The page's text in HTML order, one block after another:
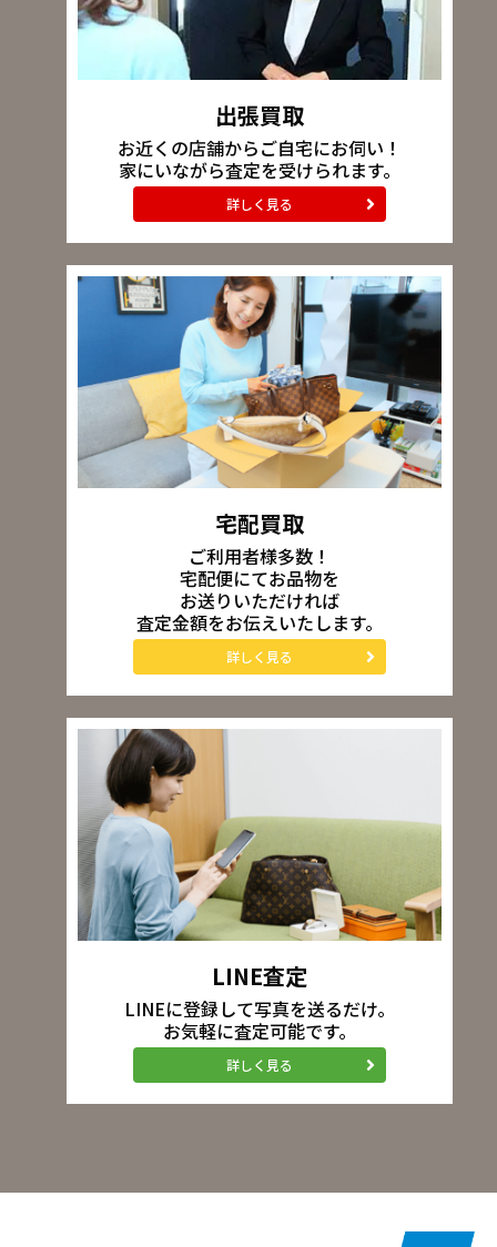
出張買取
お近くの店舗からご自宅にお伺い！
家にいながら査定を受けられます。
詳しく見る
宅配買取
ご利用者様多数！
宅配便にてお品物を
お送りいただければ
査定金額をお伝えいたします。
詳しく見る
LINE査定
LINEに登録して写真を送るだけ。
お気軽に査定可能です。
詳しく見る